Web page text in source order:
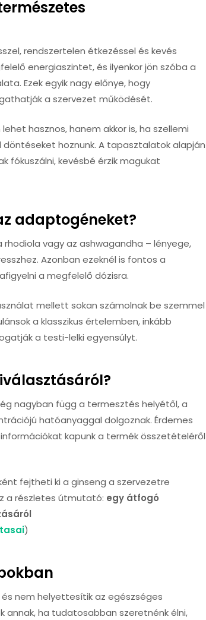
rendszertelen étkezéssel és kevés
energiaszintet, és ilyenkor jön szóba a
Ezek egyik nagy előnye, hogy
a szervezet működését.
hasznos, hanem akkor is, ha szellemi
döntéseket hoznunk. A tapasztalatok alapján
fókuszálni, kevésbé érzik magukat
adaptogéneket?
vagy az ashwagandha – lényege,
Azonban ezeknél is fontos a
a megfelelő dózisra.
mellett sokan számolnak be szemmel
a klasszikus értelemben, inkább
a testi-lelki egyensúlyt.
nagyban függ a termesztés helyétől, a
hatóanyaggal dolgoznak. Érdemes
kapunk a termék összetételéről
fejtheti ki a ginseng a szervezetre
a részletes útmutató: egy átfogó
)
nem helyettesítik az egészséges
annak, ha tudatosabban szeretnénk élni,